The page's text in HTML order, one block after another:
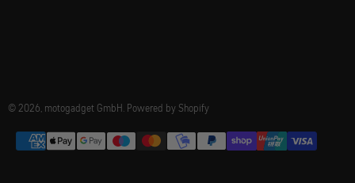
© 2026, motogadget GmbH. Powered by Shopify